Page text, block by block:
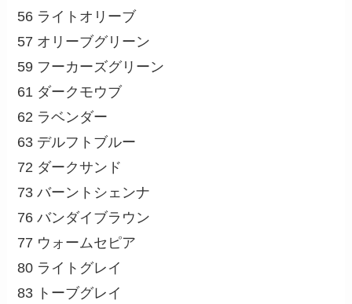
56 ライトオリーブ
57 オリーブグリーン
59 フーカーズグリーン
61 ダークモウブ
62 ラベンダー
63 デルフトブルー
72 ダークサンド
73 バーントシェンナ
76 バンダイブラウン
77 ウォームセピア
80 ライトグレイ
83 トーブグレイ